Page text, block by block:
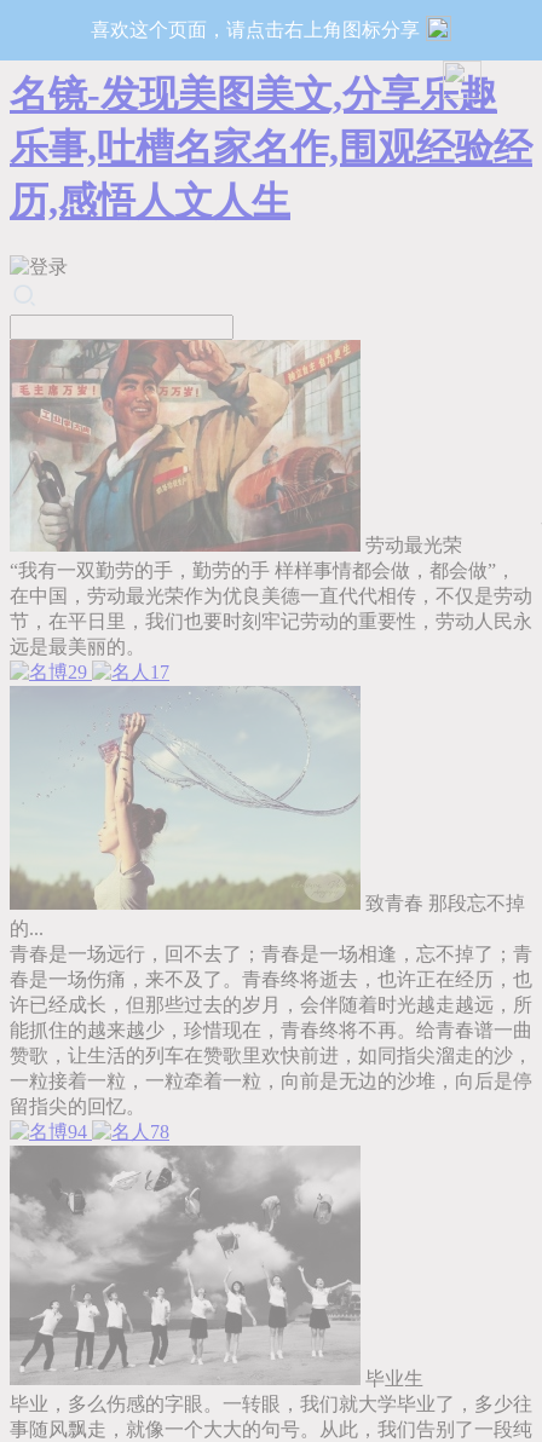
名镜-发现美图美文,分享乐趣
乐事,吐槽名家名作,围观经验经
历,感悟人文人生
劳动最光荣
“我有一双勤劳的手，勤劳的手 样样事情都会做，都会做”，
在中国，劳动最光荣作为优良美德一直代代相传，不仅是劳动
节，在平日里，我们也要时刻牢记劳动的重要性，劳动人民永
远是最美丽的。
29
17
致青春 那段忘不掉
的...
青春是一场远行，回不去了；青春是一场相逢，忘不掉了；青
春是一场伤痛，来不及了。青春终将逝去，也许正在经历，也
许已经成长，但那些过去的岁月，会伴随着时光越走越远，所
能抓住的越来越少，珍惜现在，青春终将不再。给青春谱一曲
赞歌，让生活的列车在赞歌里欢快前进，如同指尖溜走的沙，
一粒接着一粒，一粒牵着一粒，向前是无边的沙堆，向后是停
留指尖的回忆。
94
78
毕业生
毕业，多么伤感的字眼。一转眼，我们就大学毕业了，多少往
事随风飘走，就像一个大大的句号。从此，我们告别了一段纯
喜欢这个页面，请点击右上角图标分享